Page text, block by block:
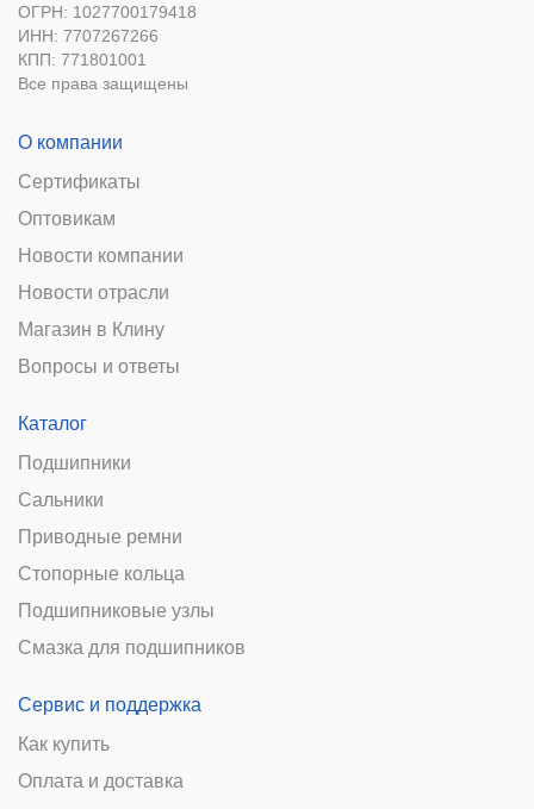
ОГРН: 1027700179418
ИНН: 7707267266
КПП: 771801001
Все права защищены
О компании
Сертификаты
Оптовикам
Новости компании
Новости отрасли
Магазин в Клину
Вопросы и ответы
Каталог
Подшипники
Сальники
Приводные ремни
Стопорные кольца
Подшипниковые узлы
Смазка для подшипников
Сервис и поддержка
Как купить
Оплата и доставка